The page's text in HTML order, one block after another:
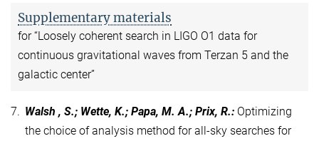
Supplementary materials
for “Loosely coherent search in LIGO O1 data for
continuous gravitational waves from Terzan 5 and the
galactic center”
7. Walsh , S.; Wette, K.; Papa, M. A.; Prix, R.: Optimizing
the choice of analysis method for all-sky searches for